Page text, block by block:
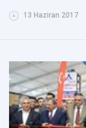
13 Haziran 2017